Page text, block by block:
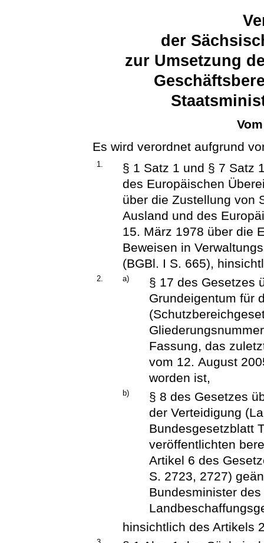
der
zur Umsetzung
Es wird verordnet aufgrund
1.
§ 1 Satz 1 und § 7 Satz
des Europäischen
über die Zustellung von
Ausland und des
15. März 1978 über die
Beweisen in
(BGBl. I S. 665),
2. a)
§ 17 des Gesetzes
Grundeigentum für
Fassung, das
vom 12. August
worden ist,
b)
§ 8 des Gesetzes
der Verteidigung
Bundesgesetzblatt
veröffentlichten
Artikel 6 des
S. 2723, 2727)
Bundesminister
hinsichtlich des Artikels